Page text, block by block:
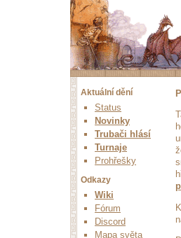
Aktuální dění
Status
Novinky
Trubači hlásí
Turnaje
Prohřešky
Odkazy
Wiki
Fórum
Discord
Mapa světa